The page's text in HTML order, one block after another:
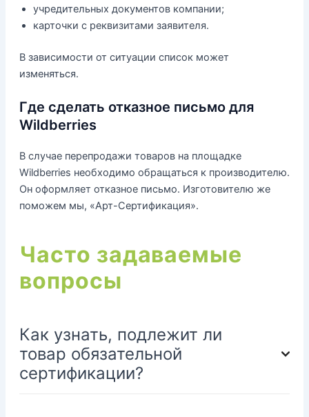
учредительных документов компании;
карточки с реквизитами заявителя.
В зависимости от ситуации список может
изменяться.
Где сделать отказное письмо для
Wildberries
В случае перепродажи товаров на площадке
Wildberries необходимо обращаться к производителю.
Он оформляет отказное письмо. Изготовителю же
поможем мы, «Арт-Сертификация».
Часто задаваемые
вопросы
Как узнать, подлежит ли
товар обязательной
сертификации?